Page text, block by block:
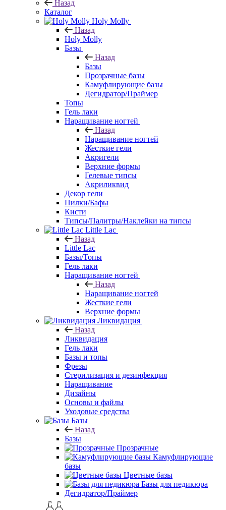
Назад
Каталог
Holy Molly
Назад
Holy Molly
Базы
Назад
Базы
Прозрачные базы
Камуфлирующие базы
Дегидратор/Праймер
Топы
Гель лаки
Наращивание ногтей
Назад
Наращивание ногтей
Жесткие гели
Акригели
Верхние формы
Гелевые типсы
Акриликвид
Декор гели
Пилки/Бафы
Кисти
Типсы/Палитры/Наклейки на типсы
Little Lac
Назад
Little Lac
Базы/Топы
Гель лаки
Наращивание ногтей
Назад
Наращивание ногтей
Жесткие гели
Верхние формы
Ликвидация
Назад
Ликвидация
Гель лаки
Базы и топы
Фрезы
Стерилизация и дезинфекция
Наращивание
Дизайны
Основы и файлы
Уходовые средства
Базы
Назад
Базы
Прозрачные
Камуфлирующие
базы
Цветные базы
Базы для педикюра
Дегидратор/Праймер